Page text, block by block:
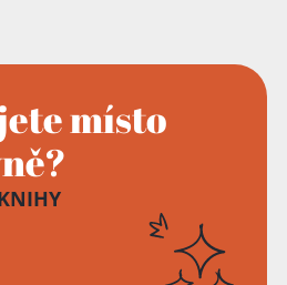
místo
košíku!